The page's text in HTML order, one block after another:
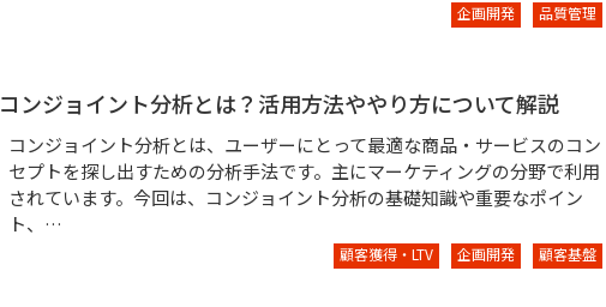
企画開発 品質管理
コンジョイント分析とは？活用方法ややり方について解説
コンジョイント分析とは、ユーザーにとって最適な商品・サービスのコン
セプトを探し出すための分析手法です。主にマーケティングの分野で利用
されています。今回は、コンジョイント分析の基礎知識や重要なポイン
ト、…
顧客獲得・LTV 企画開発 顧客基盤